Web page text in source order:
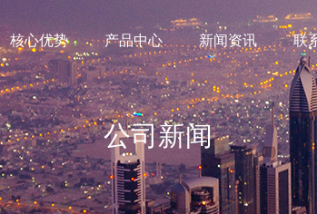
核心优势 产品中心 新闻资讯 联
公司新闻